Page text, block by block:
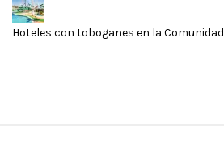
Hoteles con toboganes en la